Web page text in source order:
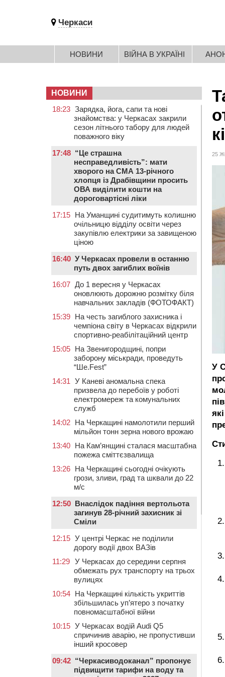
Черкаси
НОВИНИ ВІЙНА В УКРАЇНІ
25
У
НОВИНИ
18:23 Зарядка, йога, сапи та нові
знайомства: у Черкасах закрили
сезон літнього табору для людей
поважного віку
17:48 “Це страшна
несправедливість”: мати
хворого на СМА 13-річного
хлопця із Драбівщини просить
ОВА виділити кошти на
дороговартісні ліки
17:15 На Уманщині судитимуть колишню
очільницю відділу освіти через
закупівлю електрики за завищеною
ціною
16:40 У Черкасах провели в останню
путь двох загиблих воїнів
16:07 До 1 вересня у Черкасах
оновлюють дорожню розмітку біля
навчальних закладів (ФОТОФАКТ)
15:39 На честь загиблого захисника і
чемпіона світу в Черкасах відкрили
спортивно-реабілітаційний центр
15:05 На Звенигородщині, попри
заборону міськради, проведуть
“Ше.Fest”
14:31 У Каневі аномальна спека
призвела до перебоїв у роботі
електромереж та комунальних
служб
14:02 На Черкащині намолотили перший
мільйон тонн зерна нового врожаю
13:40 На Кам’янщині сталася масштабна
пожежа сміттєзвалища
13:26 На Черкащині сьогодні очікують
грози, зливи, град та шквали до 22
м/с
12:50 Внаслідок падіння вертольота
загинув 28-річний захисник зі
Сміли
12:15 У центрі Черкас не поділили
дорогу водії двох ВАЗів
11:29 У Черкасах до середини серпня
обмежать рух транспорту на трьох
вулицях
10:54 На Черкащині кількість укриттів
збільшилась уп’ятеро з початку
повномасштабної війни
10:15 У Черкасах водій Audi Q5
спричинив аварію, не пропустивши
інший кросовер
09:42 “Черкасиводоканал” пропонує
підвищити тарифи на воду та